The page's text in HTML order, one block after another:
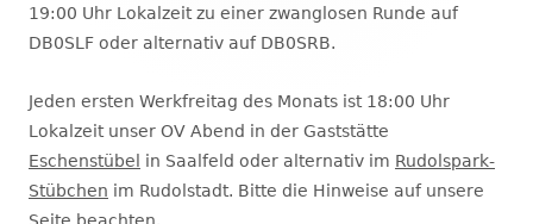
19:00 Uhr Lokalzeit zu einer zwanglosen Runde auf
DB0SLF oder alternativ auf DB0SRB.
Jeden ersten Werkfreitag des Monats ist 18:00 Uhr
Lokalzeit unser OV Abend in der Gaststätte
Eschenstübel
in Saalfeld oder alternativ im Rudolspark-
Stübchen im Rudolstadt. Bitte die Hinweise auf unsere